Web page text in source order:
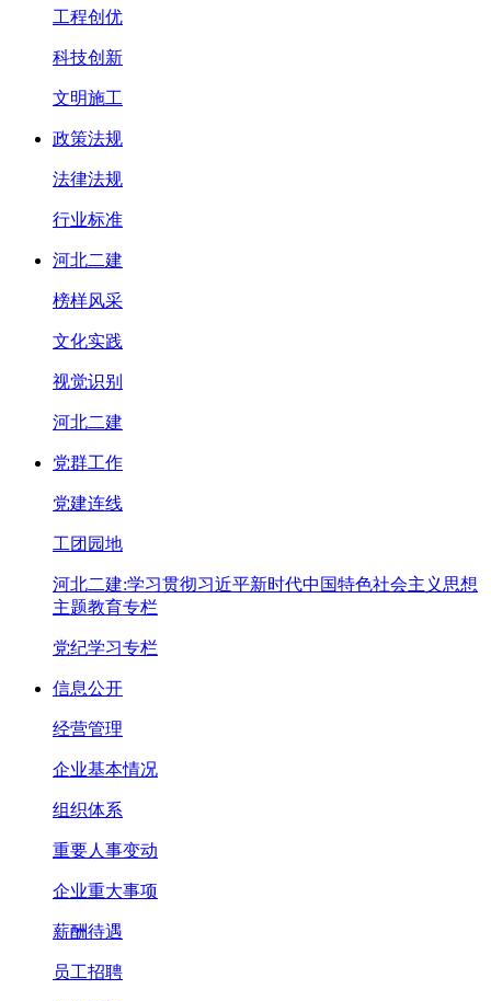
工程创优
科技创新
文明施工
政策法规
法律法规
行业标准
河北二建
榜样风采
文化实践
视觉识别
河北二建
党群工作
党建连线
工团园地
河北二建:学习贯彻习近平新时代中国特色社会主义思想
主题教育专栏
党纪学习专栏
信息公开
经营管理
企业基本情况
组织体系
重要人事变动
企业重大事项
薪酬待遇
员工招聘